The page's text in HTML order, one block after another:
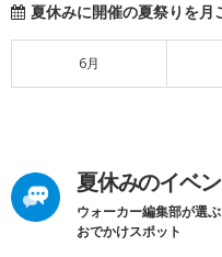
夏休みに開催の夏祭りを月
6月
夏休みのイベ
ウォーカー編集部が選
おでかけスポット